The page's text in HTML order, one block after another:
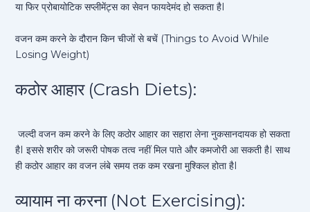
या फिर प्रोबायोटिक सप्लीमेंट्स का सेवन फायदेमंद हो सकता हैI
वजन कम करने के दौरान किन चीजों से बचें (Things to Avoid While
Losing Weight)
कठोर आहार (Crash Diets):
जल्दी वजन कम करने के लिए कठोर आहार का सहारा लेना नुकसानदायक हो सकता
हैI इससे शरीर को जरूरी पोषक तत्व नहीं मिल पाते और कमजोरी आ सकती हैI साथ
ही कठोर आहार का वजन लंबे समय तक कम रखना मुश्किल होता हैI
व्यायाम ना करना (Not Exercising):